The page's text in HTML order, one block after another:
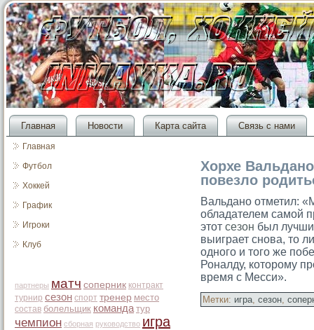
Главная Новости Карта сайта Связь с нами
Главная
Футбол
Хоккей
График
Игроки
Клуб
партнеры матч соперник контракт
турнир сезон спорт тренер место
состав болельщик команда тур
чемпион сборная руководство игра
Хорхе
повезло
Вальдано отметил:
обладателем самой
этот сезон был
выиграет снова, то
одного и того же
Роналду, которому
время с Месси».
Метки: игра, сезон,